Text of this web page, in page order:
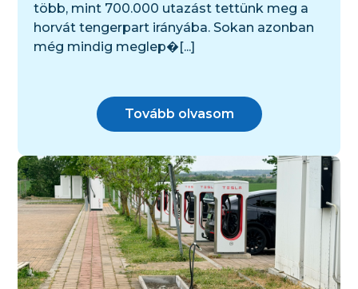
több, mint 700.000 utazást tettünk meg a
horvát tengerpart irányába. Sokan azonban
még mindig meglep�[...]
Tovább olvasom